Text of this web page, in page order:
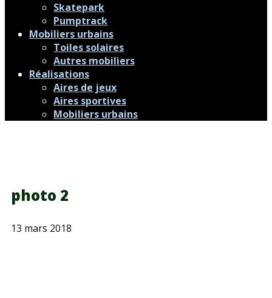
Skatepark
Pumptrack
Mobiliers urbains
Toiles solaires
Autres mobiliers
Réalisations
Aires de jeux
Aires sportives
Mobiliers urbains
photo 2
13 mars 2018